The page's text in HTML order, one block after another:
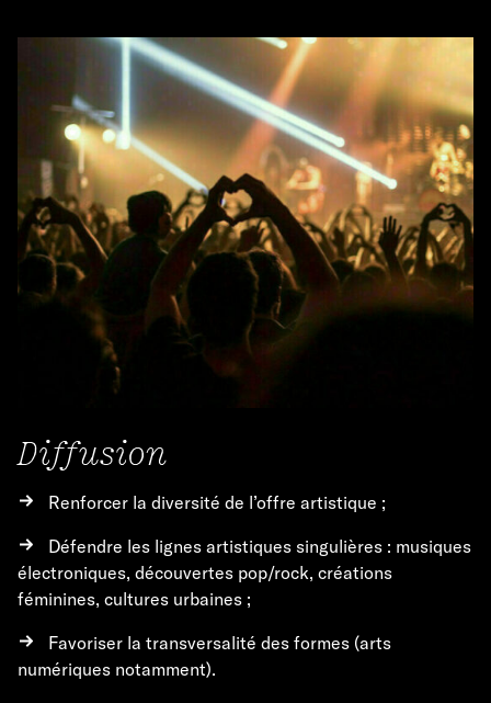
Diffusion
Renforcer la diversité de l’offre artistique ;
Défendre les lignes artistiques singulières : musiques
électroniques, découvertes pop/rock, créations
féminines, cultures urbaines ;
Favoriser la transversalité des formes (arts
numériques notamment).